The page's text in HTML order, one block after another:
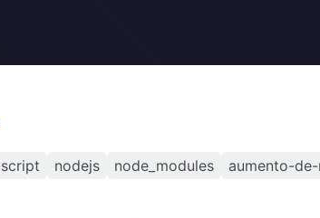
nodejs node_modules aumento-